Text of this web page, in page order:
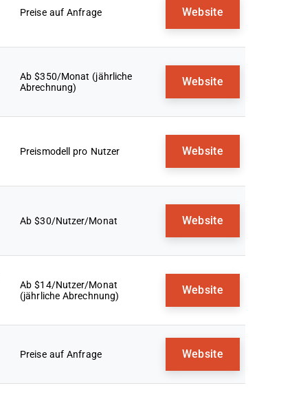
Preise auf Anfrage Website
Ab $350/Monat (jährliche
Abrechnung)
Website
Preismodell pro Nutzer Website
Ab $30/Nutzer/Monat Website
Ab $14/Nutzer/Monat
(jährliche Abrechnung)
Website
Preise auf Anfrage Website